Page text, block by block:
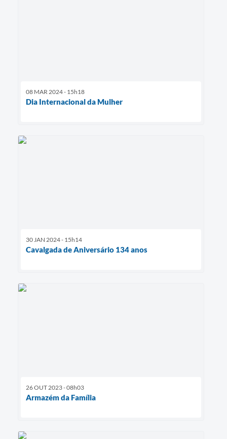
08 MAR 2024 - 15h18
Dia Internacional da Mulher
30 JAN 2024 - 15h14
Cavalgada de Aniversário 134 anos
26 OUT 2023 - 08h03
Armazém da Família